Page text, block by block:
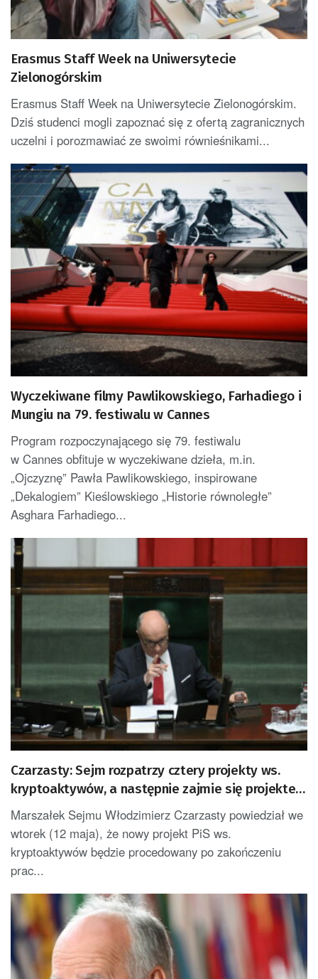
Erasmus Staff Week na Uniwersytecie
Zielonogórskim
Erasmus Staff Week na Uniwersytecie Zielonogórskim.
Dziś studenci mogli zapoznać się z ofertą zagranicznych
uczelni i porozmawiać ze swoimi równieśnikami...
Wyczekiwane filmy Pawlikowskiego, Farhadiego i
Mungiu na 79. festiwalu w Cannes
Program rozpoczynającego się 79. festiwalu
w Cannes obfituje w wyczekiwane dzieła, m.in.
„Ojczyznę” Pawła Pawlikowskiego, inspirowane
„Dekalogiem” Kieślowskiego „Historie równoległe”
Asghara Farhadiego...
Czarzasty: Sejm rozpatrzy cztery projekty ws.
kryptoaktywów, a następnie zajmie się projektem
PiS w tej sprawie
Marszałek Sejmu Włodzimierz Czarzasty powiedział we
wtorek (12 maja), że nowy projekt PiS ws.
kryptoaktywów będzie procedowany po zakończeniu
prac...